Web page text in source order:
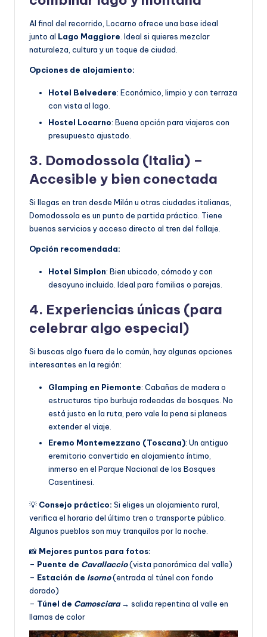
Al final del recorrido, Locarno ofrece una base ideal
junto al Lago Maggiore. Ideal si quieres mezclar
naturaleza, cultura y un toque de ciudad.
Opciones de alojamiento:
Hotel Belvedere: Económico, limpio y con terraza
con vista al lago.
Hostel Locarno: Buena opción para viajeros con
presupuesto ajustado.
3. Domodossola (Italia) –
Accesible y bien conectada
Si llegas en tren desde Milán u otras ciudades italianas,
Domodossola es un punto de partida práctico. Tiene
buenos servicios y acceso directo al tren del follaje.
Opción recomendada:
Hotel Simplon: Bien ubicado, cómodo y con
desayuno incluido. Ideal para familias o parejas.
4. Experiencias únicas (para
celebrar algo especial)
Si buscas algo fuera de lo común, hay algunas opciones
interesantes en la región:
Glamping en Piemonte: Cabañas de madera o
estructuras tipo burbuja rodeadas de bosques. No
está justo en la ruta, pero vale la pena si planeas
extender el viaje.
Eremo Montemezzano (Toscana): Un antiguo
eremitorio convertido en alojamiento íntimo,
inmerso en el Parque Nacional de los Bosques
Casentinesi.
💡 Consejo práctico: Si eliges un alojamiento rural,
verifica el horario del último tren o transporte público.
Algunos pueblos son muy tranquilos por la noche.
📸 Mejores puntos para fotos:
– Puente de Cavallaccio(vista panorámica del valle)
– Estación de Isorno(entrada al túnel con fondo
dorado)
– Túnel de Camosciara→ salida repentina al valle en
llamas de color